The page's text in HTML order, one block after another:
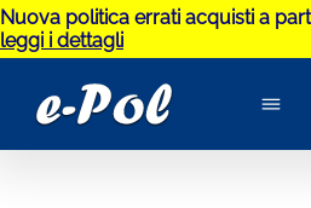
Nuova politica errati acquisti a
leggi i dettagli